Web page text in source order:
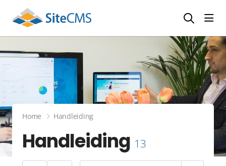
Home Handleiding
Handleiding 13